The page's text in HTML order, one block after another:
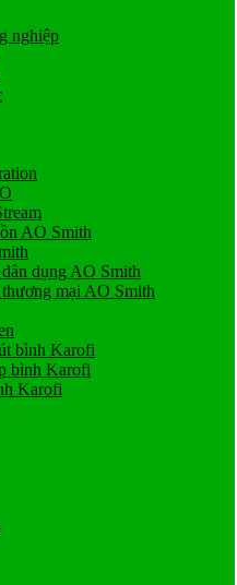
nghiệp
AO Smith
dụng AO Smith
mại AO Smith
bình Karofi
bình Karofi
Karofi